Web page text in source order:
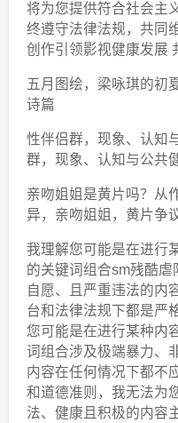
将为您提供符合社会主
终遵守法律法规，共同
创作引领影视健康发展
五月图绘，梁咏琪的初
诗篇
性伴侣群，现象、认知
群，现象、认知与公共
亲吻姐姐是黄片吗？从
异，亲吻姐姐，黄片争
我理解您可能是在进行
的关键词组合sm残酷
自愿、且严重违法的内
台和法律法规下都是严
您可能是在进行某种内
词组合涉及极端暴力、
内容在任何情况下都不
和道德准则，我无法为
法、健康且积极的内容